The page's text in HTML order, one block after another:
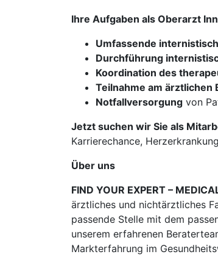
Ihre Aufgaben als Oberarzt
Umfassende
Durchführung
Koordination des
Teilnahme am
Notfallversorgung von
Jetzt suchen wir Sie als
Karrierechance,
Über uns
FIND YOUR EXPERT –
ärztliches und nichtärztliches
passende Stelle mit dem
unserem erfahrenen
Markterfahrung im